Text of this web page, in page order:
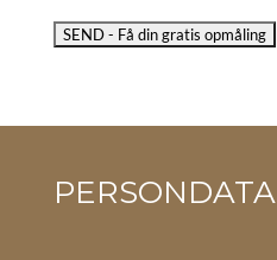
PERSONDATA